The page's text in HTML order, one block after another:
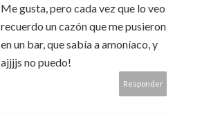
Me gusta, pero cada vez que lo veo
recuerdo un cazón que me pusieron
en un bar, que sabía a amoníaco, y
ajjjjs no puedo!
Responder